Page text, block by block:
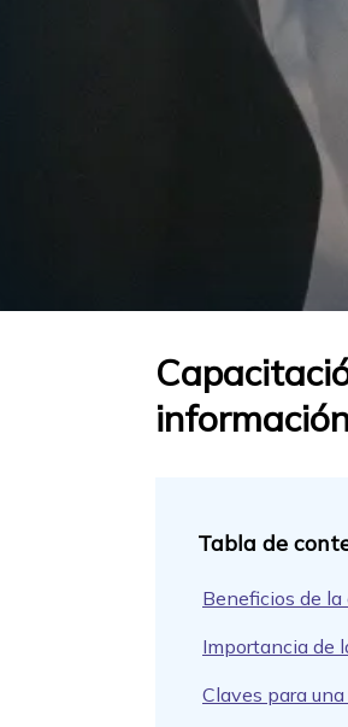
Beneficios de
Importancia de
Claves para